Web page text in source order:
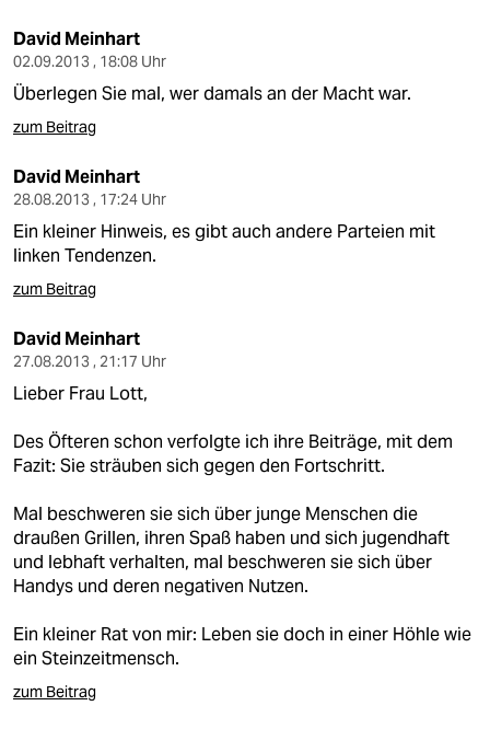
verlag
shop
fragen & hilfe
unterstützen
genossenschaft
David Meinhart
02.09.2013 , 18:08 Uhr
Überlegen Sie mal, wer damals an der Macht war.
zum Beitrag
David Meinhart
28.08.2013 , 17:24 Uhr
Ein kleiner Hinweis, es gibt auch andere Parteien mit
linken Tendenzen.
zum Beitrag
David Meinhart
27.08.2013 , 21:17 Uhr
Lieber Frau Lott,
Des Öfteren schon verfolgte ich ihre Beiträge, mit dem
Fazit: Sie sträuben sich gegen den Fortschritt.
Mal beschweren sie sich über junge Menschen die
draußen Grillen, ihren Spaß haben und sich jugendhaft
und lebhaft verhalten, mal beschweren sie sich über
Handys und deren negativen Nutzen.
Ein kleiner Rat von mir: Leben sie doch in einer Höhle wie
ein Steinzeitmensch.
zum Beitrag